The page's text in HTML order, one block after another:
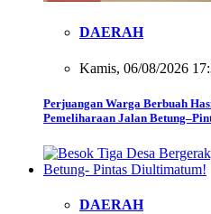
DAERAH
Kamis, 06/08/2026
Perjuangan Warga Berbuah
Pemeliharaan Jalan
DAERAH